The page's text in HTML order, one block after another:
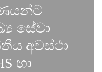
සේවා
අවස්ථා
හා